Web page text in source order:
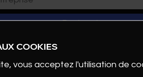
COOKIES
vous acceptez l'utilisation de